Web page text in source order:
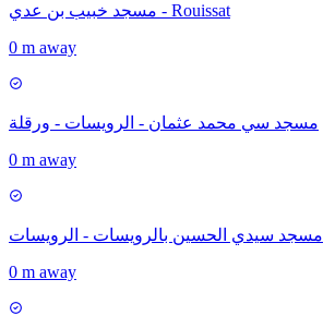
مسجد خبيب بن عدي - Rouissat
0 m away
مسجد سي محمد عثمان - الرويسات - ورقلة
0 m away
مسجد سيدي الحسين بالرويسات - الرويسات
0 m away